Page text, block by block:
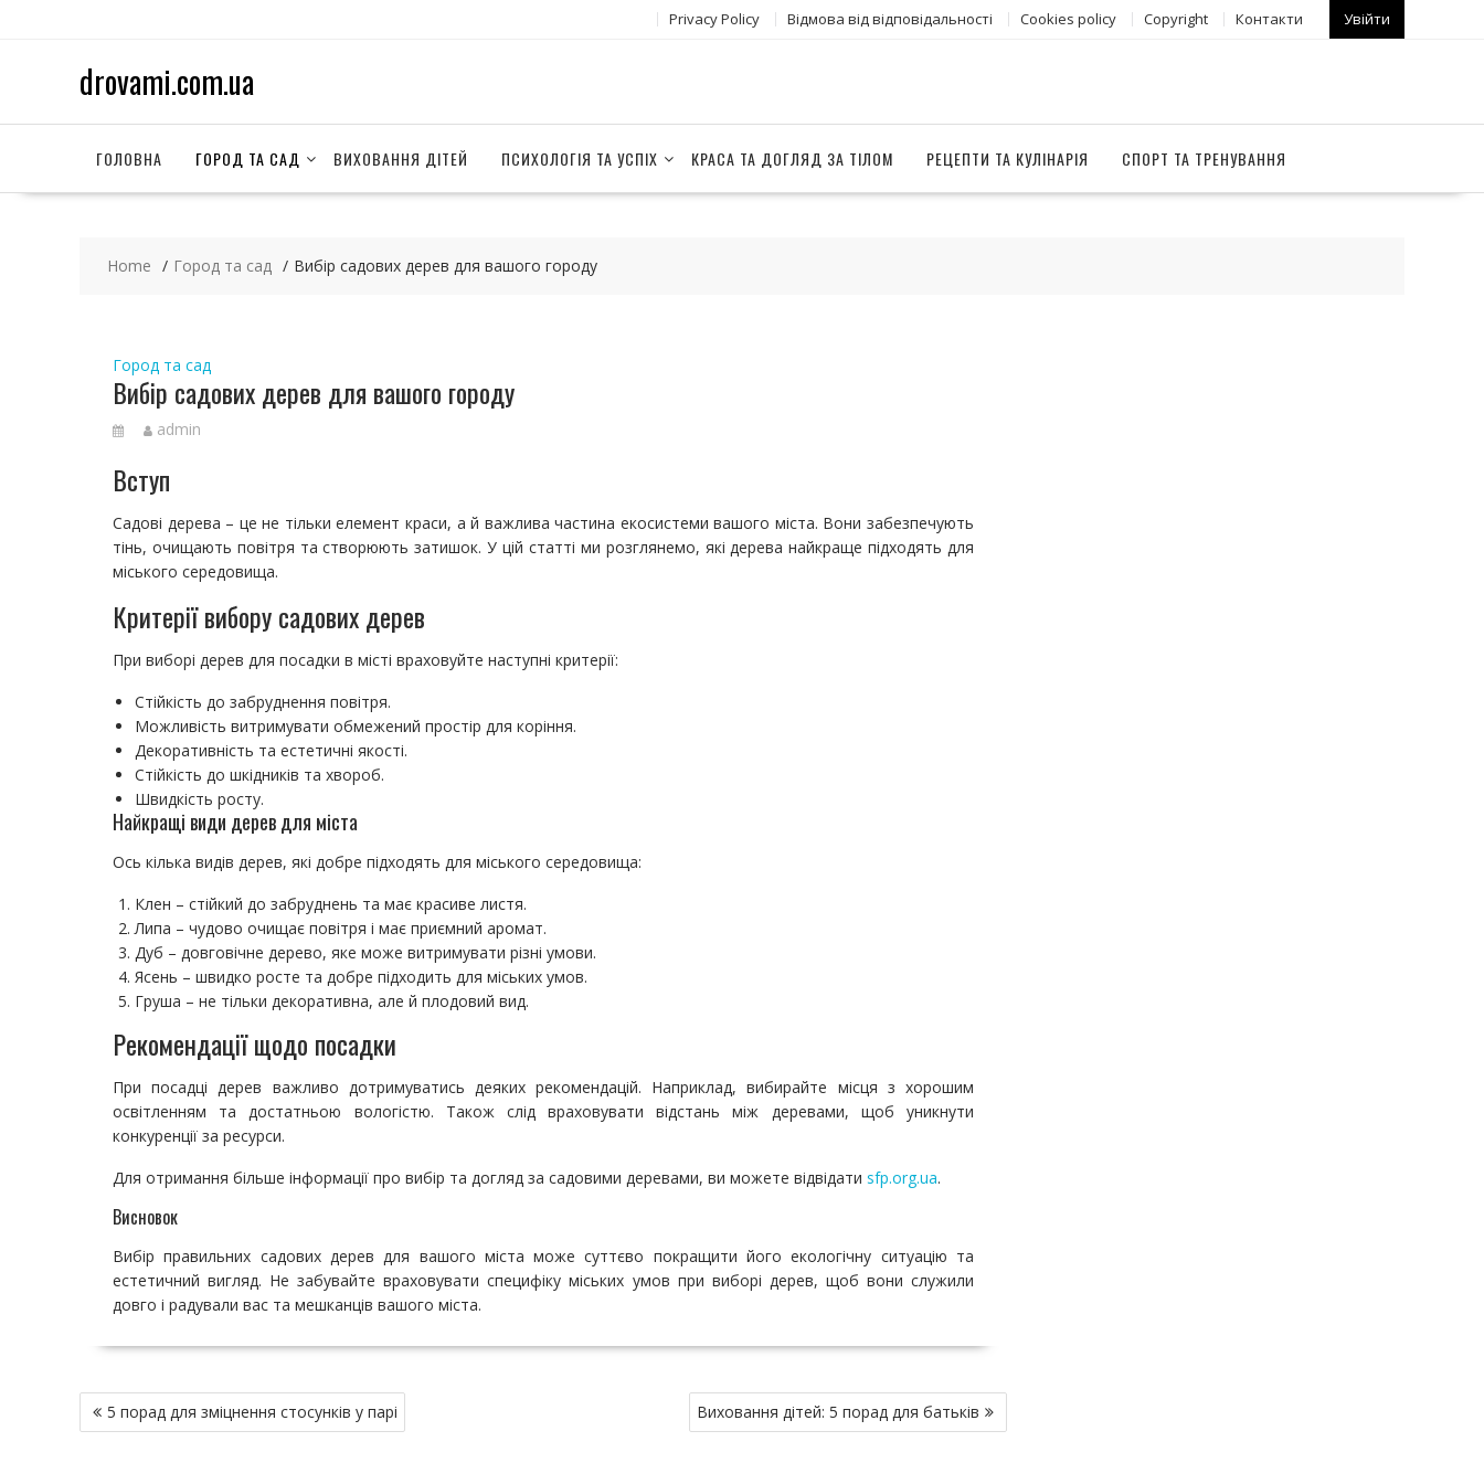
Privacy Policy Відмова від відповідальності Сookies policy Copyright Контакти Увійти
drovami.com.ua
ГОЛОВНА ГОРОД ТА САД ВИХОВАННЯ ДІТЕЙ ПСИХОЛОГІЯ ТА УСПІХ КРАСА ТА ДОГЛЯД ЗА ТІЛОМ РЕЦЕПТИ ТА КУЛІНАРІЯ СПОРТ ТА ТРЕНУВАННЯ
Home Город та сад Вибір садових дерев для вашого городу
Город та сад
Вибір садових дерев для вашого городу
admin
Вступ
Садові дерева – це не тільки елемент краси, а й важлива частина екосистеми вашого міста. Вони забезпечують
тінь, очищають повітря та створюють затишок. У цій статті ми розглянемо, які дерева найкраще підходять для
міського середовища.
Критерії вибору садових дерев
При виборі дерев для посадки в місті враховуйте наступні критерії:
Стійкість до забруднення повітря.
Можливість витримувати обмежений простір для коріння.
Декоративність та естетичні якості.
Стійкість до шкідників та хвороб.
Швидкість росту.
Найкращі види дерев для міста
Ось кілька видів дерев, які добре підходять для міського середовища:
Клен – стійкий до забруднень та має красиве листя.
Липа – чудово очищає повітря і має приємний аромат.
Дуб – довговічне дерево, яке може витримувати різні умови.
Ясень – швидко росте та добре підходить для міських умов.
Груша – не тільки декоративна, але й плодовий вид.
Рекомендації щодо посадки
При посадці дерев важливо дотримуватись деяких рекомендацій. Наприклад, вибирайте місця з хорошим
освітленням та достатньою вологістю. Також слід враховувати відстань між деревами, щоб уникнути
конкуренції за ресурси.
Для отримання більше інформації про вибір та догляд за садовими деревами, ви можете відвідати sfp.org.ua.
Висновок
Вибір правильних садових дерев для вашого міста може суттєво покращити його екологічну ситуацію та
естетичний вигляд. Не забувайте враховувати специфіку міських умов при виборі дерев, щоб вони служили
довго і радували вас та мешканців вашого міста.
Н
а
5 порад для зміцнення стосунків у парі Виховання дітей: 5 порад для батьків